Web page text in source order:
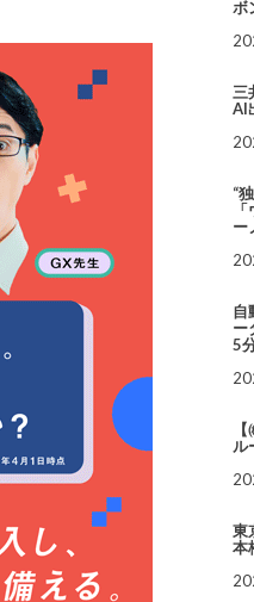
ボ
三
AI
“
ー
自
ー
5
ル
東
本